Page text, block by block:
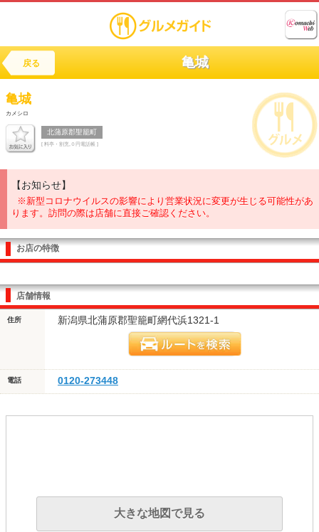
戻る 亀城
亀城
カメシロ
北蒲原郡聖籠町
[ 料亭・割烹,０円電話帳 ]
【お知らせ】
※新型コロナウイルスの影響により営業状況に変更が生じる可能性があ
ります。訪問の際は店舗に直接ご確認ください。
お店の特徴
店舗情報
住所 新潟県北蒲原郡聖籠町網代浜1321-1
電話 0120-273448
大きな地図で見る